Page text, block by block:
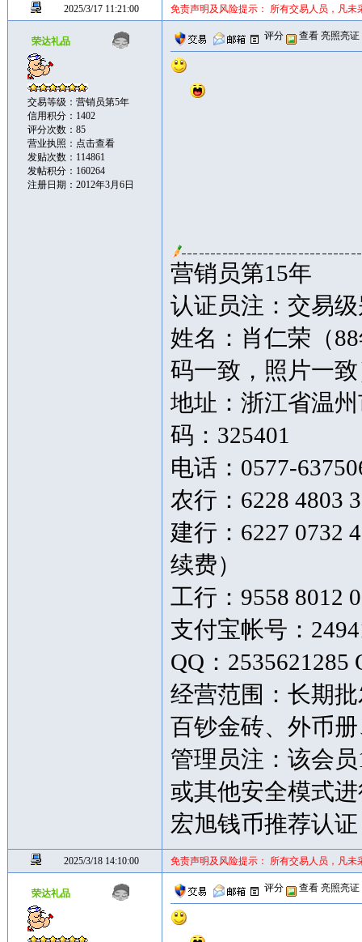
2025/3/17 11:21:00 免责声明及风险提示： 所有交易人员，凡
荣达礼品
交易等级：营销员第5年
信用积分：1402
评分次数：85
营业执照： 点击查看
发贴次数：114861
发帖积分：160264
注册日期：2012年3月6日
评分 查看 亮照亮证
营销员第15年
认证员注：交易
姓名：肖仁荣（
码一致，照片一
地址：浙江省温
码：325401
电话：0577-
农行：6228 4803
建行：6227
续费）
工行：9558 8012
支付宝帐号：
QQ：2535621285
经营范围：长期
百钞金砖、外币
管理员注：该会
或其他安全模式
宏旭钱币推荐认证
2025/3/18 14:10:00 免责声明及风险提示： 所有交易人员，凡
荣达礼品 评分 查看 亮照亮证